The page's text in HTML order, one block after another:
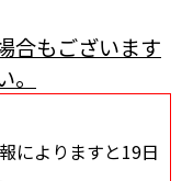
合もございます
によりますと19日